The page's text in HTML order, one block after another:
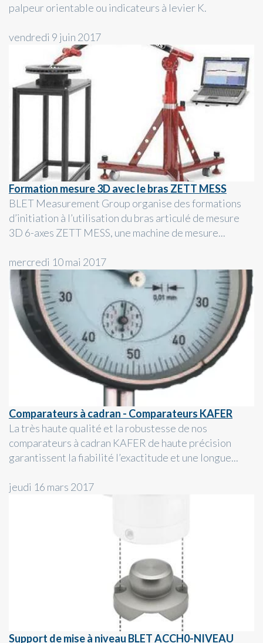
palpeur orientable ou indicateurs à levier K.
vendredi 9 juin 2017
Formation mesure 3D avec le bras ZETT MESS
BLET Measurement Group organise des formations
d’initiation à l’utilisation du bras articulé de mesure
3D 6-axes ZETT MESS, une machine de mesure...
mercredi 10 mai 2017
Comparateurs à cadran - Comparateurs KAFER
La très haute qualité et la robustesse de nos
comparateurs à cadran KAFER de haute précision
garantissent la fiabilité l’exactitude et une longue...
jeudi 16 mars 2017
Support de mise à niveau BLET ACCH0-NIVEAU